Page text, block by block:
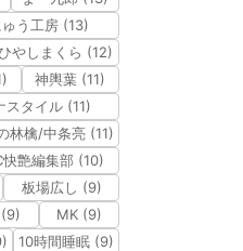
ゅう工房 (13)
やしまくら (12)
神輿葉 (11)
スタイル (11)
林檎/中条亮 (11)
快艶編集部 (10)
板場広し (9)
MK (9)
10時間睡眠 (9)